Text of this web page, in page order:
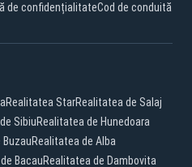
de confidențialitateCod de conduită
Realitatea StarRealitatea de Salaj
SibiuRealitatea de Hunedoara
Realitatea de Alba
BacauRealitatea de Dambovita